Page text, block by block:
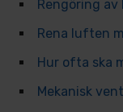
Rengöring
Rena luften
Hur ofta ska
Mekanisk